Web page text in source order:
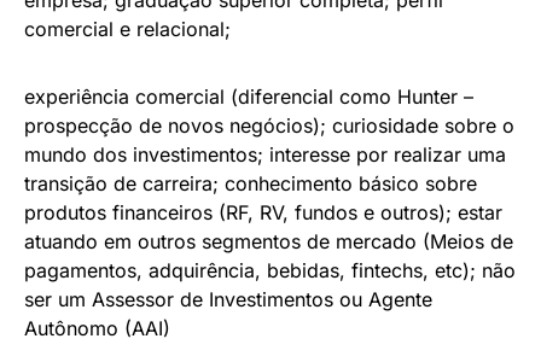
comercial e relacional;
experiência comercial (diferencial como Hunter –
prospecção de novos negócios); curiosidade sobre o
mundo dos investimentos; interesse por realizar uma
transição de carreira; conhecimento básico sobre
produtos financeiros (RF, RV, fundos e outros); estar
atuando em outros segmentos de mercado (Meios de
pagamentos, adquirência, bebidas, fintechs, etc); não
ser um Assessor de Investimentos ou Agente
Autônomo (AAI)